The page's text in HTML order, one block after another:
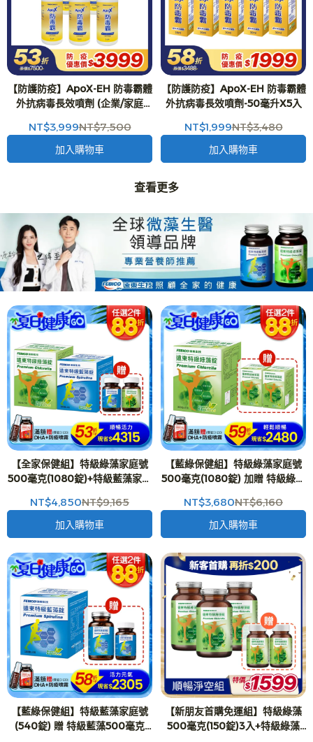
【防護防疫】ApoX-EH 防毒霸體
外抗病毒長效噴劑 (企業/家庭
NT$3,999NT$7,500
加入購物車
【防護防疫】ApoX-EH 防毒霸體
外抗病毒長效噴劑-50毫升X5入
NT$1,999NT$3,480
加入購物車
查看更多
【全家保健組】特級綠藻家庭號
500毫克(1080錠)+特級藍藻家庭
500毫克(30錠)+特級藍藻500毫
克(30錠)
NT$4,850NT$9,165
加入購物車
【藍綠保健組】特級綠藻家庭號
500毫克(1080錠) 加贈 特級綠藻
NT$3,680NT$6,160
加入購物車
【藍綠保健組】特級藍藻家庭號
(540錠) 贈 特級藍藻500毫克
【新朋友首購免運組】特級綠藻
500毫克(150錠)3入+特級綠藻